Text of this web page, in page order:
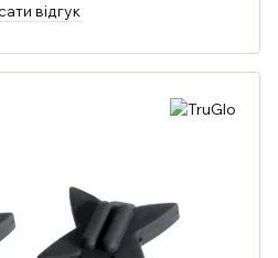
відгук